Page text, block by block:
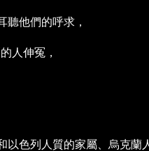
聽他們的呼求，
人伸冤，
以色列人質的家屬、烏克蘭